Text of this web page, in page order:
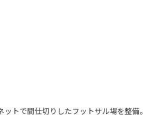
トで間仕切りしたフットサル場を整備。